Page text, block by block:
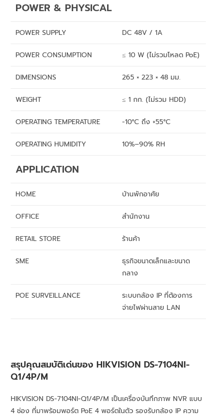
POWER & PHYSICAL
POWER SUPPLY DC 48V / 1A
POWER CONSUMPTION ≤ 10 W (ไม่รวมโหลด PoE)
DIMENSIONS 265 × 223 × 48 มม.
WEIGHT ≤ 1 กก. (ไม่รวม HDD)
OPERATING TEMPERATURE -10°C ถึง +55°C
OPERATING HUMIDITY 10%–90% RH
APPLICATION
HOME บ้านพักอาศัย
OFFICE สำนักงาน
RETAIL STORE ร้านค้า
SME
ธุรกิจขนาดเล็กและขนาด
กลาง
POE SURVEILLANCE
ระบบกล้อง IP ที่ต้องการ
จ่ายไฟผ่านสาย LAN
สรุปคุณสมบัติเด่นของ HIKVISION DS-7104NI-
Q1/4P/M
HIKVISION DS-7104NI-Q1/4P/M เป็นเครื่องบันทึกภาพ NVR แบบ
4 ช่อง ที่มาพร้อมพอร์ต PoE 4 พอร์ตในตัว รองรับกล้อง IP ความ